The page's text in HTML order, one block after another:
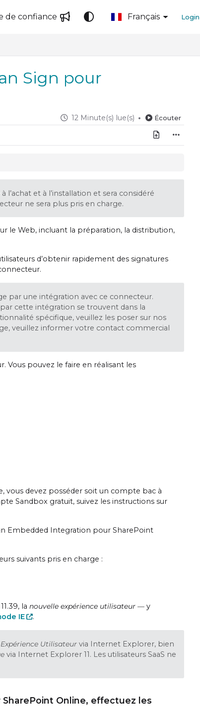
de confiance Français Login
Sign pour
12 Minute(s) lue(s) Écouter
l’achat et à l’installation et sera considéré
ne sera plus pris en charge.
le Web, incluant la préparation, la distribution,
d’obtenir rapidement des signatures
par une intégration avec ce connecteur.
cette intégration se trouvent dans la
spécifique, veuillez les poser sur nos
veuillez informer votre contact commercial
Vous pouvez le faire en réalisant les
vous devez posséder soit un compte bac à
Sandbox gratuit, suivez les instructions sur
Embedded Integration pour SharePoint
suivants pris en charge :
la nouvelle expérience utilisateur — y
IE .
Utilisateur via Internet Explorer, bien
via Internet Explorer 11. Les utilisateurs SaaS ne
Online, effectuez les